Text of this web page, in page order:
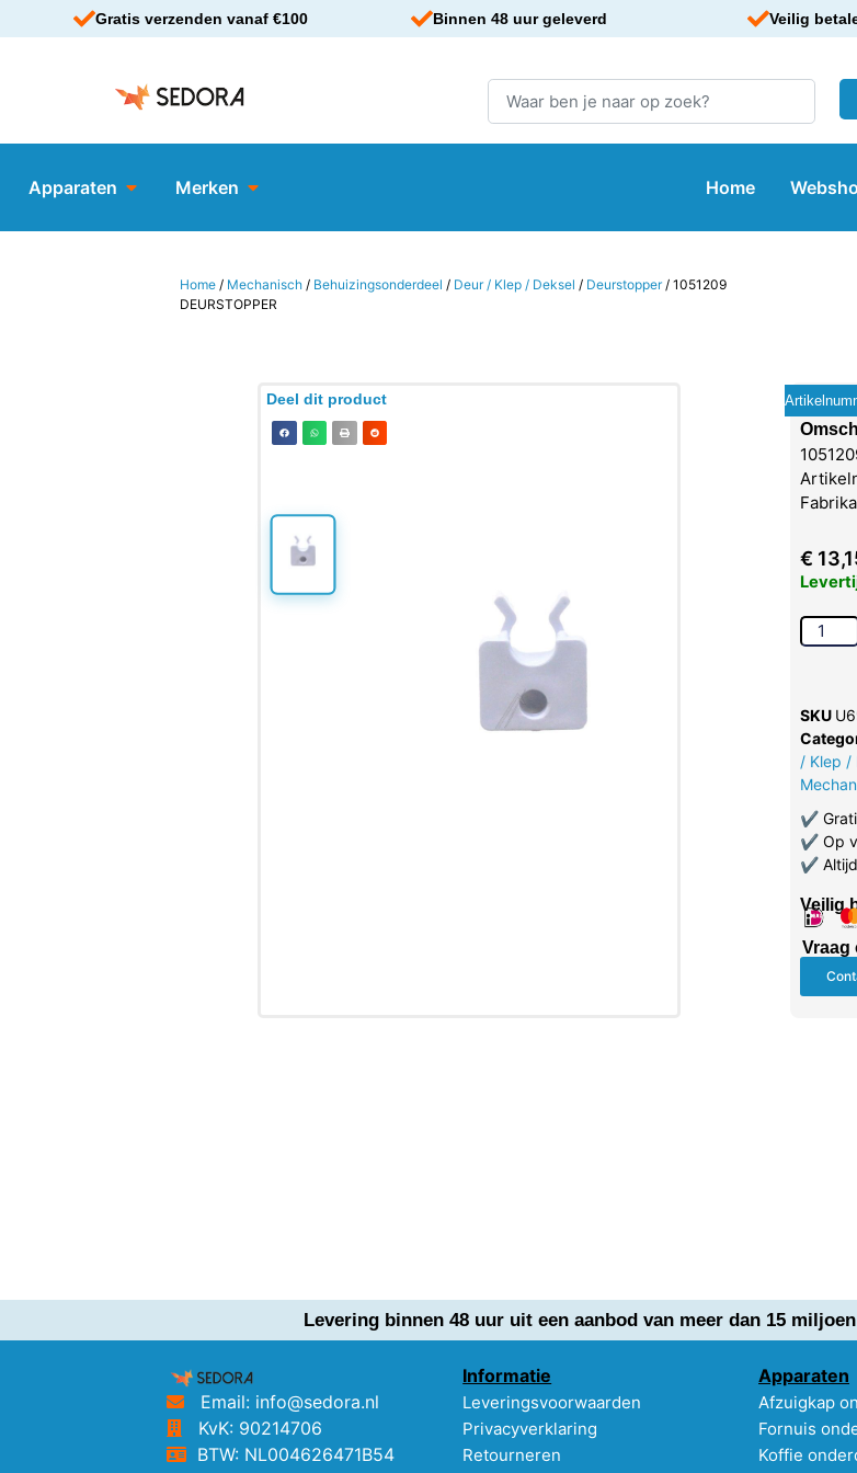
Gratis verzenden vanaf €100 Binnen 48 uur geleverd Veilig
Apparaten Merken Home
Home / Mechanisch / Behuizingsonderdeel / Deur / Klep / Deksel / Deurstopper/ 1051209
DEURSTOPPER
Deel dit product
€
SKU
/ Klep /
✔
✔Op
✔
Veilig
Vraag
Levering binnen 48 uur uit een aanbod van meer dan 15
Email: info@sedora.nl
KvK: 90214706
BTW: NL004626471B54
Informatie
Leveringsvoorwaarden
Privacyverklaring
Retourneren
Apparaten
Afzuigkap
Fornuis
Koffie